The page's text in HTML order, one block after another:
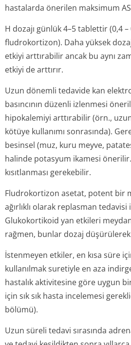
hastalarda önerilen maksimum
H dozajı günlük 4–5 tablettir (0,4 –
fludrokortizon). Daha yüksek
etkiyi arttırabilir ancak bu aynı
etkiyi de arttırır.
Uzun dönemli tedavide kan
basıncının düzenli izlenmesi
hipokalemiyi arttırabilir (örn.,
kötüye kullanımı sonrasında).
besinsel (muz, kuru meyve,
halinde potasyum ikamesi
kısıtlanması gerekebilir.
Fludrokortizon asetat, potent bir
ağırlıklı olarak replasman tedavisi
Glukokortikoid yan etkileri
rağmen, bunlar dozaj düşürülerek
İstenmeyen etkiler, en kısa süre
kullanılmak suretiyle en aza
hastalık aktivitesine göre uygun
için sık sık hasta incelemesi
bölümü).
Uzun süreli tedavi sırasında